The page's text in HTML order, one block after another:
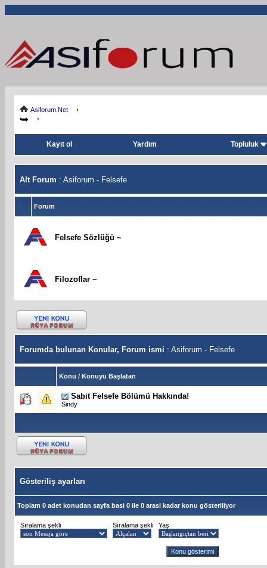
Asiforum.Net
Kayıt ol Yardım Topluluk
Alt Forum : Asiforum - Felsefe
Forum
Felsefe Sözlüğü ~
Filozoflar ~
Forumda bulunan Konular, Forum ismi : Asiforum - Felsefe
Konu / Konuyu Başlatan
Sabit Felsefe Bölümü Hakkında!
Sindy
Gösteriliş ayarları
Toplam 0 adet konudan sayfa basi 0 ile 0 arasi kadar konu gösteriliyor
Sıralama şekli Sıralama şekli Yaş